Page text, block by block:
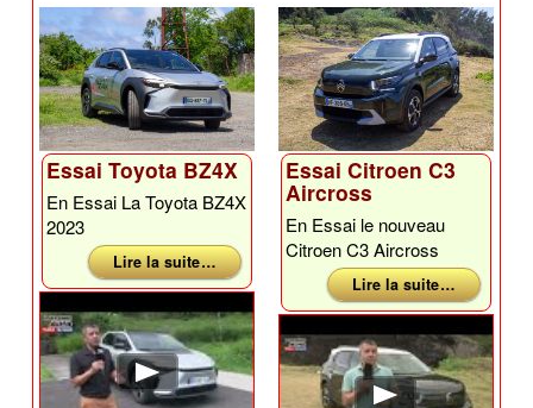
Essai Toyota BZ4X
En Essai La Toyota BZ4X
2023
Lire la suite …
Essai Citroen C3
Aircross
En Essai le nouveau
Citroen C3 Aircross
Lire la suite …